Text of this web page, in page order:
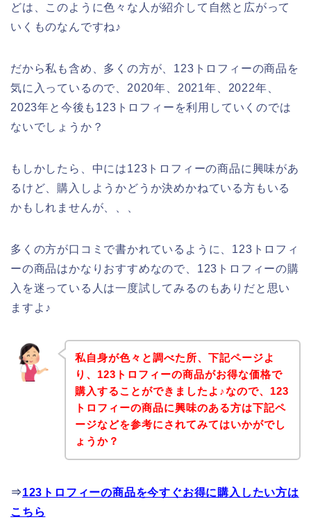
どは、このように色々な人が紹介して自然と広がって
いくものなんですね♪
だから私も含め、多くの方が、123トロフィーの商品を
気に入っているので、2020年、2021年、2022年、
2023年と今後も123トロフィーを利用していくのでは
ないでしょうか？
もしかしたら、中には123トロフィーの商品に興味があ
るけど、購入しようかどうか決めかねている方もいる
かもしれませんが、、、
多くの方が口コミで書かれているように、123トロフィ
ーの商品はかなりおすすめなので、123トロフィーの購
入を迷っている人は一度試してみるのもありだと思い
ますよ♪
私自身が色々と調べた所、下記ページよ
り、123トロフィーの商品がお得な価格で
購入することができましたよ♪なので、123
トロフィーの商品に興味のある方は下記ペ
ージなどを参考にされてみてはいかがでし
ょうか？
⇒123トロフィーの商品を今すぐお得に購入したい方は
こちら